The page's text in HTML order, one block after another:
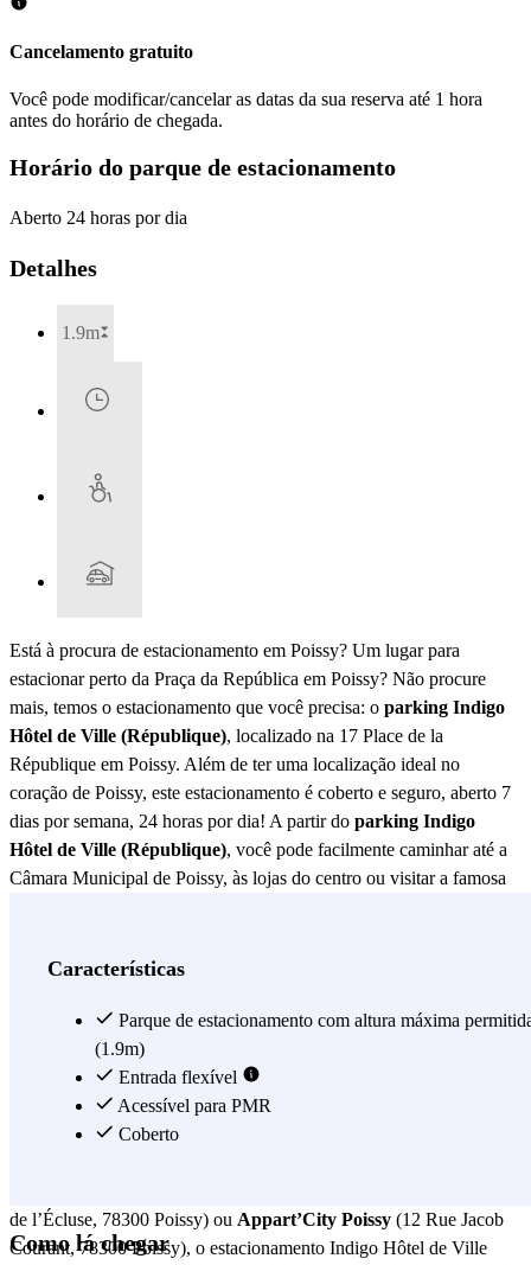
Cancelamento gratuito
Você pode modificar/cancelar as datas da sua reserva até 1 hora
antes do horário de chegada.
Horário do parque de estacionamento
Aberto 24 horas por dia
Detalhes
1.9m
Está à procura de estacionamento em Poissy? Um lugar para
estacionar perto da Praça da República em Poissy? Não procure
mais, temos o estacionamento que você precisa: o parking Indigo
Hôtel de Ville (République), localizado na 17 Place de la
République em Poissy. Além de ter uma localização ideal no
coração de Poissy, este estacionamento é coberto e seguro, aberto 7
dias por semana, 24 horas por dia! A partir do parking Indigo
Hôtel de Ville (République), você pode facilmente caminhar até a
Câmara Municipal de Poissy, às lojas do centro ou visitar a famosa
pensando em almoçar após sua visita ou ao sair do estacionamento?
Restaurant Le Central(3 Place Georges Pompidou), o
L'Esturgeon (6 Quai de l’Écluse) ou o
(7 Place Georges Pompidou). Para os amantes da culinária italiana,
Ristorante Del Arte(78 Avenue Maurice Berteaux) é uma
excelente opção a poucos passos. Se você estiver hospedado em um
de l’Écluse, 78300 Poissy) ou Appart’City Poissy (12 Rue Jacob
Courant, 78300 Poissy), o estacionamento Indigo Hôtel de Ville
Características
Parque de estacionamento com altura máxima
(1.9m)
Entrada flexível
Acessível para PMR
Coberto
Como lá chegar